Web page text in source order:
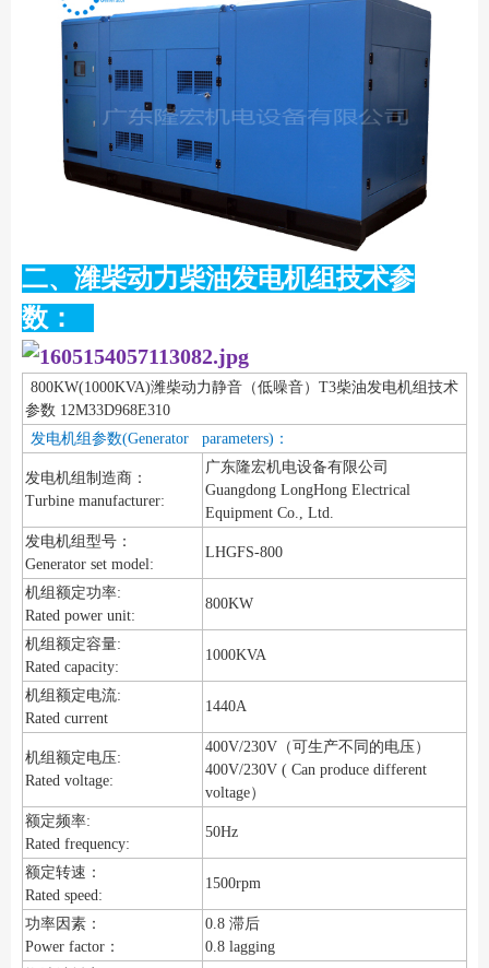
二、潍柴动力柴油发电机组技术参
数：
800KW(1000KVA)潍柴动力静音（低噪音）T3柴油发电机组技术
参数 12M33D968E310
发电机组参数(Generator parameters)：
发电机组制造商：
Turbine manufacturer:
广东隆宏机电设备有限公司
Guangdong LongHong Electrical
Equipment Co., Ltd.
发电机组型号：
Generator set model:
LHGFS-800
机组额定功率:
Rated power unit:
800KW
机组额定容量:
Rated capacity:
1000KVA
机组额定电流:
Rated current
1440A
机组额定电压:
Rated voltage:
400V/230V（可生产不同的电压）
400V/230V ( Can produce different
voltage）
额定频率:
Rated frequency:
50Hz
额定转速：
Rated speed:
1500rpm
功率因素：
Power factor：
0.8 滞后
0.8 lagging